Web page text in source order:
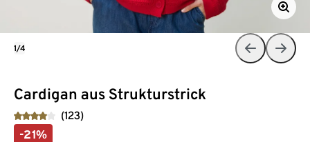
Cardigan aus Strukturstrick
(123)
-21%
1/4